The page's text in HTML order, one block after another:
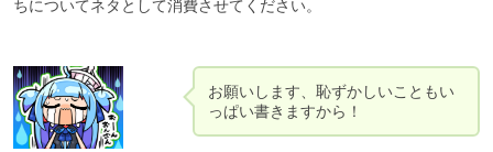
ちについてネタとして消費させてください。
お願いします、恥ずかしいこともい